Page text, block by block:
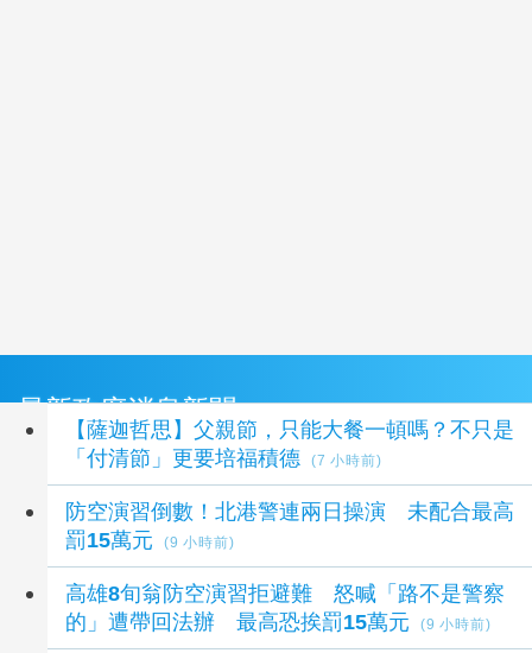
最新政府消息新聞
【薩迦哲思】父親節，只能大餐一頓嗎？不只是
「付清節」更要培福積德
(7 小時前)
防空演習倒數！北港警連兩日操演 未配合最高
罰15萬元
(9 小時前)
高雄8旬翁防空演習拒避難 怒喊「路不是警察
的」遭帶回法辦 最高恐挨罰15萬元
(9 小時前)